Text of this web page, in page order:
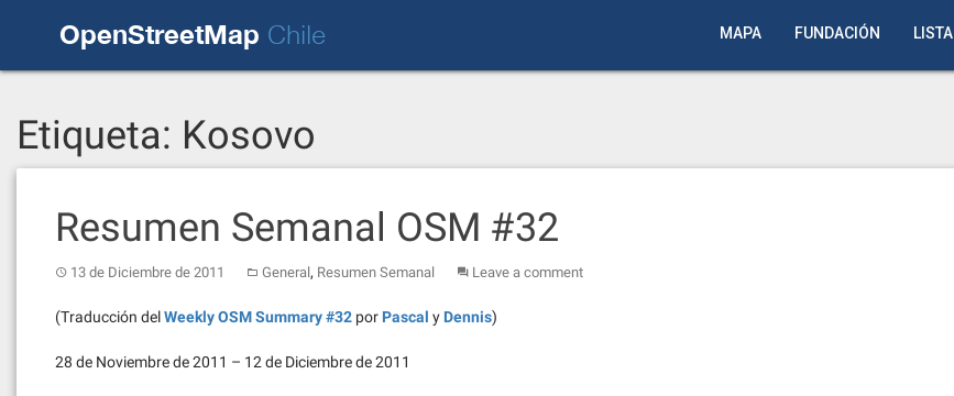
OpenStreetMap Chile MAPA FUNDACIÓN LISTA
Etiqueta: Kosovo
Resumen Semanal OSM #32
13 de Diciembre de 2011 General, Resumen Semanal Leave a comment
(Traducción delWeekly OSM Summary #32 por Pascal y Dennis)
28 de Noviembre de 2011 – 12 de Diciembre de 2011